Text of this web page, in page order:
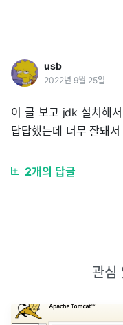
usb
2022년 9월 25일
이 글 보고 jdk 설치해
답답했는데 너무 잘돼
2개의 답글
관심